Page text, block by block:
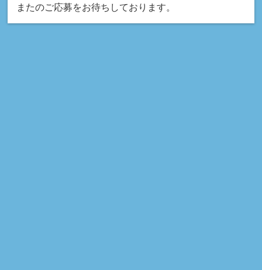
またのご応募をお待ちしております。